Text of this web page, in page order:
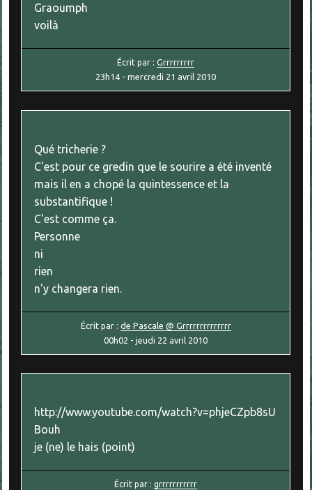
Graoumph
voilà
Écrit par :Grrrrrrrrr
23h14 -mercredi 21 avril 2010
Qué tricherie ?
C'est pour ce gredin que le sourire a été inventé
mais il en a chopé la quintessence et la
substantifique !
C'est comme ça.
Personne
ni
rien
n'y changera rien.
Écrit par : de Pascale @ Grrrrrrrrrrrrrr
00h02 -jeudi 22 avril 2010
http://www.youtube.com/watch?v=phjeCZpb8sU
Bouh
je (ne) le hais (point)
Écrit par :grrrrrrrrrrr